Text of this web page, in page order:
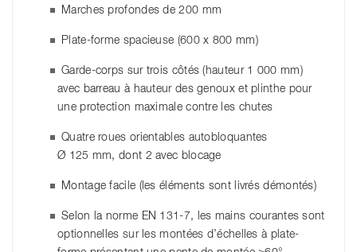
Marches profondes de 200 mm
Plate-forme spacieuse (600 x 800 mm)
Garde-corps sur trois côtés (hauteur 1 000 mm)
avec barreau à hauteur des genoux et plinthe pour
une protection maximale contre les chutes
Quatre roues orientables autobloquantes
Ø 125 mm, dont 2 avec blocage
Montage facile (les éléments sont livrés démontés)
Selon la norme EN 131-7, les mains courantes sont
optionnelles sur les montées d’échelles à plate-